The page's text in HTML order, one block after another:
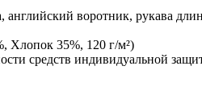
английский воротник, рукава
Хлопок 35%, 120 г/м²)
средств индивидуальной